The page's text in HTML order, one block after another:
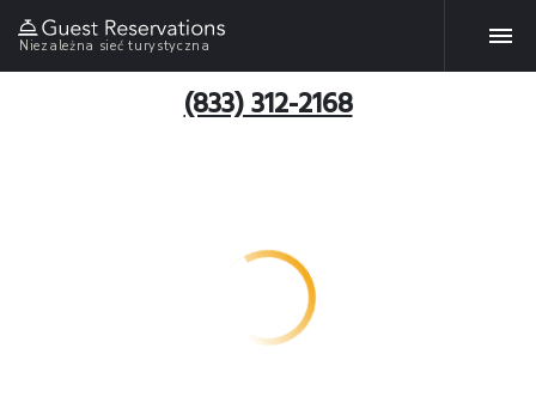
Niezależna sieć turystyczna
(833) 312-2168